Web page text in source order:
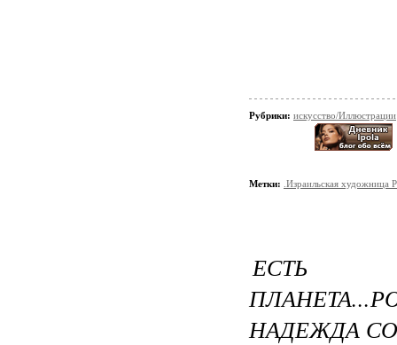
Рубрики: искусство/Иллюстрации
Метки: .Израильская художница
ЕСТЬ
НАДЕЖДА